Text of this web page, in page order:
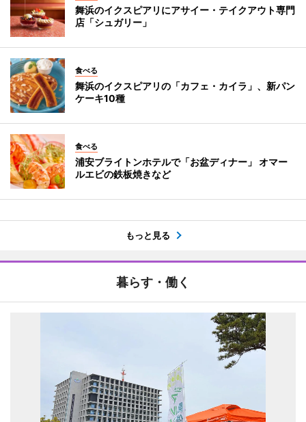
舞浜のイクスピアリにアサイー・テイクアウト専門
店「シュガリー」
食べる
舞浜のイクスピアリの「カフェ・カイラ」、新パン
ケーキ10種
食べる
浦安ブライトンホテルで「お盆ディナー」 オマー
ルエビの鉄板焼きなど
もっと見る
暮らす・働く